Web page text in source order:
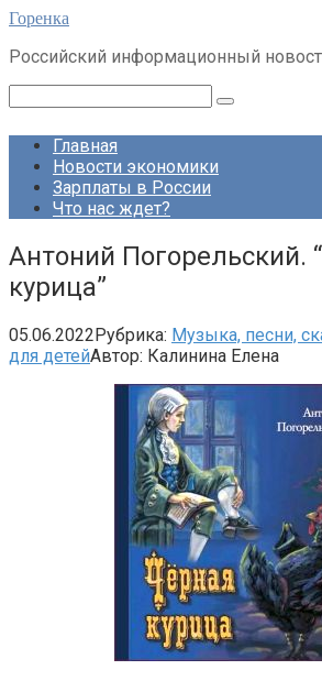
Перейти
контенту
Горенка
Российский информационный
Главная
Новости экономики
Зарплаты в России
Что нас ждет?
Антоний Погорельский.
курица”
05.06.2022Рубрика: Музыка, песни,
для детейАвтор: Калинина Елена